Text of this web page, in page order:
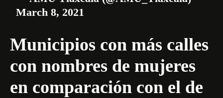
March 8, 2021
Municipios con más calles
con nombres de mujeres
en comparación con el de